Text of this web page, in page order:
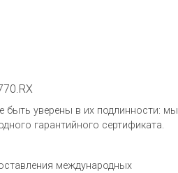
быть уверены в их подлинности: мы
гарантийного сертификата.
международных